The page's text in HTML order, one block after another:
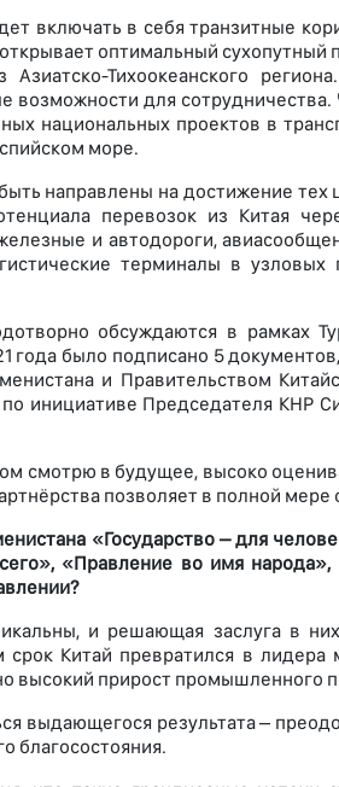
включать в себя транзитные
оптимальный
Азиатско-Тихоокеанского
возможности для
национальных проектов в
море.
направлены на достижение тех
перевозок из Китая
и автодороги,
терминалы в
обсуждаются в рамках
года было подписано 5
и Правительством
инициативе Председателя КНР
смотрю в будущее, высоко
позволяет в полной
«Государство – для
«Правление во имя
и решающая заслуга в
Китай превратился в лидера
высокий прирост
выдающегося результата –
благосостояния.